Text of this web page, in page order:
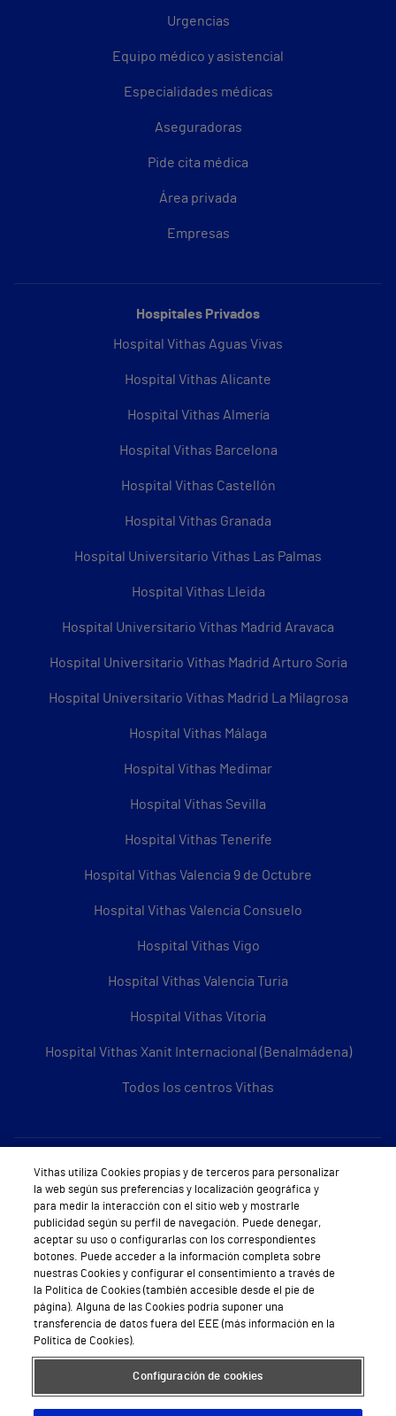
Urgencias
Equipo médico y asistencial
Especialidades médicas
Aseguradoras
Pide cita médica
Área privada
Empresas
Hospitales Privados
Hospital Vithas Aguas Vivas
Hospital Vithas Alicante
Hospital Vithas Almería
Hospital Vithas Barcelona
Hospital Vithas Castellón
Hospital Vithas Granada
Hospital Universitario Vithas Las Palmas
Hospital Vithas Lleida
Hospital Universitario Vithas Madrid Aravaca
Hospital Universitario Vithas Madrid Arturo Soria
Hospital Universitario Vithas Madrid La Milagrosa
Hospital Vithas Málaga
Hospital Vithas Medimar
Hospital Vithas Sevilla
Hospital Vithas Tenerife
Hospital Vithas Valencia 9 de Octubre
Hospital Vithas Valencia Consuelo
Hospital Vithas Vigo
Hospital Vithas Valencia Turia
Hospital Vithas Vitoria
Hospital Vithas Xanit Internacional (Benalmádena)
Todos los centros Vithas
Sobre Vithas
Quiénes somos
Trabajar en Vithas
Teléfono Cita Médica
Teléfono Atención al Cliente
Política de seguridad y salud en el trabajo
Conoce a Supervita
Vithas utiliza Cookies propias y de terceros para personalizar
la web según sus preferencias y localización geográfica y
para medir la interacción con el sitio web y mostrarle
publicidad según su perfil de navegación. Puede denegar,
aceptar su uso o configurarlas con los correspondientes
botones. Puede acceder a la información completa sobre
nuestras Cookies y configurar el consentimiento a través de
la Política de Cookies (también accesible desde el pie de
página). Alguna de las Cookies podría suponer una
transferencia de datos fuera del EEE (más información en la
Política de Cookies).
Configuración de cookies